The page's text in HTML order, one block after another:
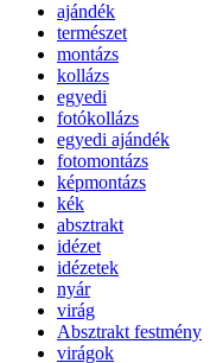
ajándék
természet
montázs
kollázs
egyedi
fotókollázs
egyedi ajándék
fotomontázs
képmontázs
kék
absztrakt
idézet
idézetek
nyár
virág
Absztrakt festmény
virágok